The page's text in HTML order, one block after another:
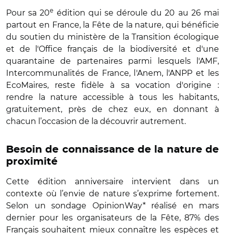
Pour sa 20e édition qui se déroule du 20 au 26 mai
partout en France, la Fête de la nature, qui bénéficie
du soutien du ministère de la Transition écologique
et de l'Office français de la biodiversité et d'une
quarantaine de partenaires parmi lesquels l'AMF,
Intercommunalités de France, l'Anem, l'ANPP et les
EcoMaires, reste fidèle à sa vocation d'origine :
rendre la nature accessible à tous les habitants,
gratuitement, près de chez eux, en donnant à
chacun l’occasion de la découvrir autrement.
Besoin de connaissance de la nature de
proximité
Cette édition anniversaire intervient dans un
contexte où l’envie de nature s’exprime fortement.
Selon un sondage OpinionWay* réalisé en mars
dernier pour les organisateurs de la Fête, 87% des
Français souhaitent mieux connaître les espèces et